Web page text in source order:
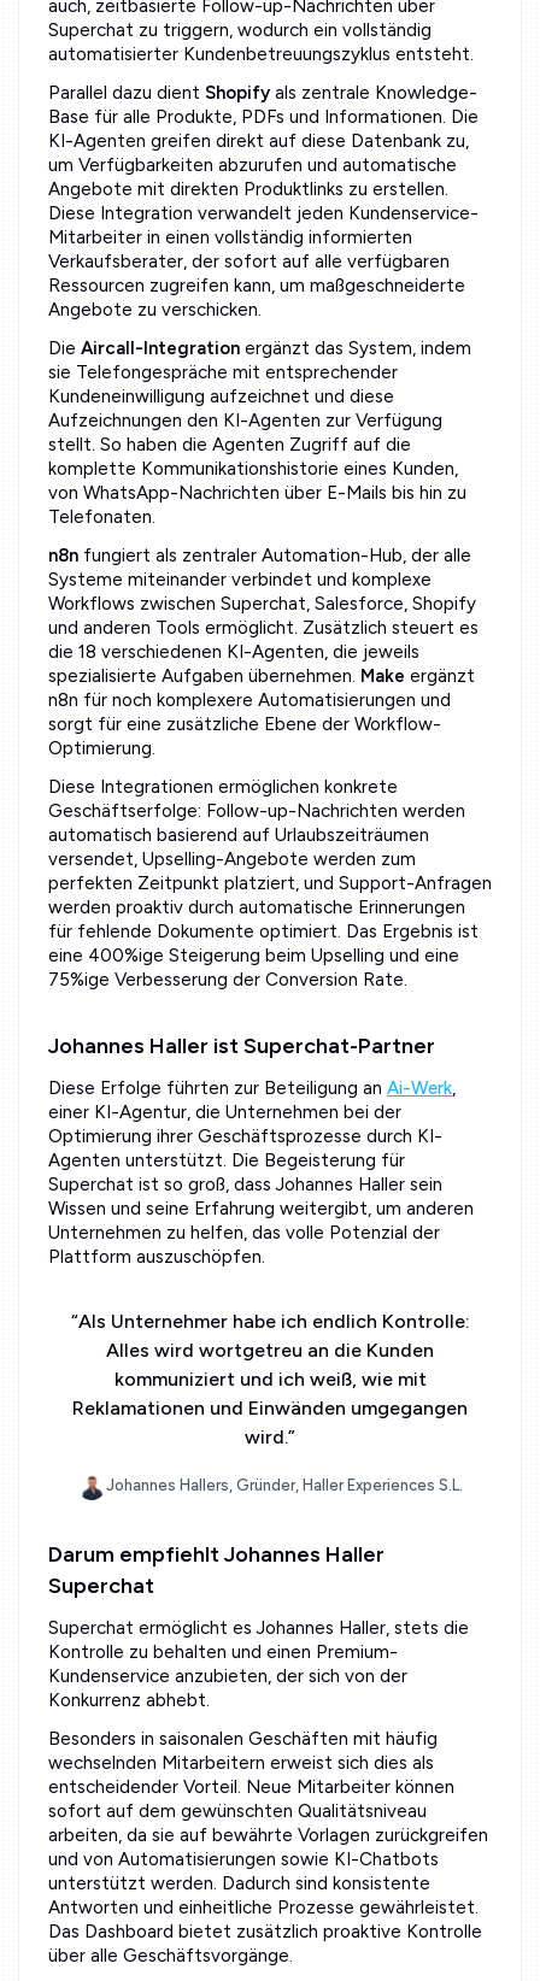
auch, zeitbasierte Follow-up-Nachrichten über
Superchat zu triggern, wodurch ein vollständig
automatisierter Kundenbetreuungszyklus entsteht.
Parallel dazu dient Shopify als zentrale Knowledge-
Base für alle Produkte, PDFs und Informationen. Die
KI-Agenten greifen direkt auf diese Datenbank zu,
um Verfügbarkeiten abzurufen und automatische
Angebote mit direkten Produktlinks zu erstellen.
Diese Integration verwandelt jeden Kundenservice-
Mitarbeiter in einen vollständig informierten
Verkaufsberater, der sofort auf alle verfügbaren
Ressourcen zugreifen kann, um maßgeschneiderte
Angebote zu verschicken.
Die Aircall-Integration ergänzt das System, indem
sie Telefongespräche mit entsprechender
Kundeneinwilligung aufzeichnet und diese
Aufzeichnungen den KI-Agenten zur Verfügung
stellt. So haben die Agenten Zugriff auf die
komplette Kommunikationshistorie eines Kunden,
von WhatsApp-Nachrichten über E-Mails bis hin zu
Telefonaten.
n8n fungiert als zentraler Automation-Hub, der alle
Systeme miteinander verbindet und komplexe
Workflows zwischen Superchat, Salesforce, Shopify
und anderen Tools ermöglicht. Zusätzlich steuert es
die 18 verschiedenen KI-Agenten, die jeweils
spezialisierte Aufgaben übernehmen. Make ergänzt
n8n für noch komplexere Automatisierungen und
sorgt für eine zusätzliche Ebene der Workflow-
Optimierung.
Diese Integrationen ermöglichen konkrete
Geschäftserfolge: Follow-up-Nachrichten werden
automatisch basierend auf Urlaubszeiträumen
versendet, Upselling-Angebote werden zum
perfekten Zeitpunkt platziert, und Support-Anfragen
werden proaktiv durch automatische Erinnerungen
für fehlende Dokumente optimiert. Das Ergebnis ist
eine 400%ige Steigerung beim Upselling und eine
75%ige Verbesserung der Conversion Rate.
Johannes Haller ist Superchat-Partner
Diese Erfolge führten zur Beteiligung an Ai-Werk,
einer KI-Agentur, die Unternehmen bei der
Optimierung ihrer Geschäftsprozesse durch KI-
Agenten unterstützt. Die Begeisterung für
Superchat ist so groß, dass Johannes Haller sein
Wissen und seine Erfahrung weitergibt, um anderen
Unternehmen zu helfen, das volle Potenzial der
Plattform auszuschöpfen.
“Als Unternehmer habe ich endlich Kontrolle:
Alles wird wortgetreu an die Kunden
kommuniziert und ich weiß, wie mit
Reklamationen und Einwänden umgegangen
wird.”
Johannes Hallers, Gründer, Haller Experiences S.L.
Darum empfiehlt Johannes Haller
Superchat
Superchat ermöglicht es Johannes Haller, stets die
Kontrolle zu behalten und einen Premium-
Kundenservice anzubieten, der sich von der
Konkurrenz abhebt.
Besonders in saisonalen Geschäften mit häufig
wechselnden Mitarbeitern erweist sich dies als
entscheidender Vorteil. Neue Mitarbeiter können
sofort auf dem gewünschten Qualitätsniveau
arbeiten, da sie auf bewährte Vorlagen zurückgreifen
und von Automatisierungen sowie KI-Chatbots
unterstützt werden. Dadurch sind konsistente
Antworten und einheitliche Prozesse gewährleistet.
Das Dashboard bietet zusätzlich proaktive Kontrolle
über alle Geschäftsvorgänge.